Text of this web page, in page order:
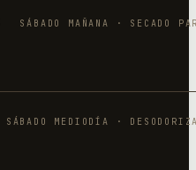
SÁBADO MAÑANA · SECADO
SÁBADO MEDIODÍA ·